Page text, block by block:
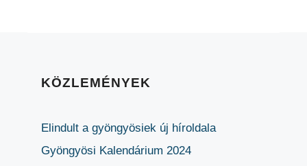
KÖZLEMÉNYEK
Elindult a gyöngyösiek új híroldala
Gyöngyösi Kalendárium 2024